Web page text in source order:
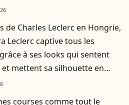
de Charles Leclerc en Hongrie,
Leclerc captive tous les
à ses looks qui sentent
et mettent sa silhouette en
courses comme tout le